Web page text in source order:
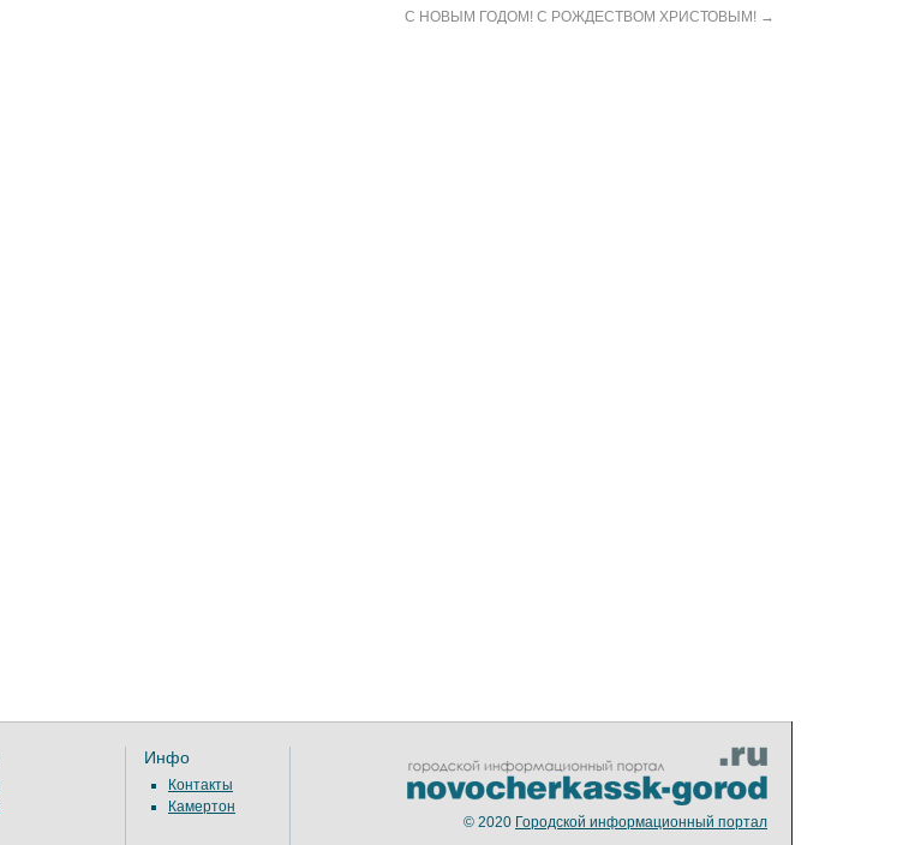
С НОВЫМ ГОДОМ! С РОЖДЕСТВОМ ХРИСТОВЫМ! →
Инфо
Контакты
Камертон
© 2020 Городской информационный портал